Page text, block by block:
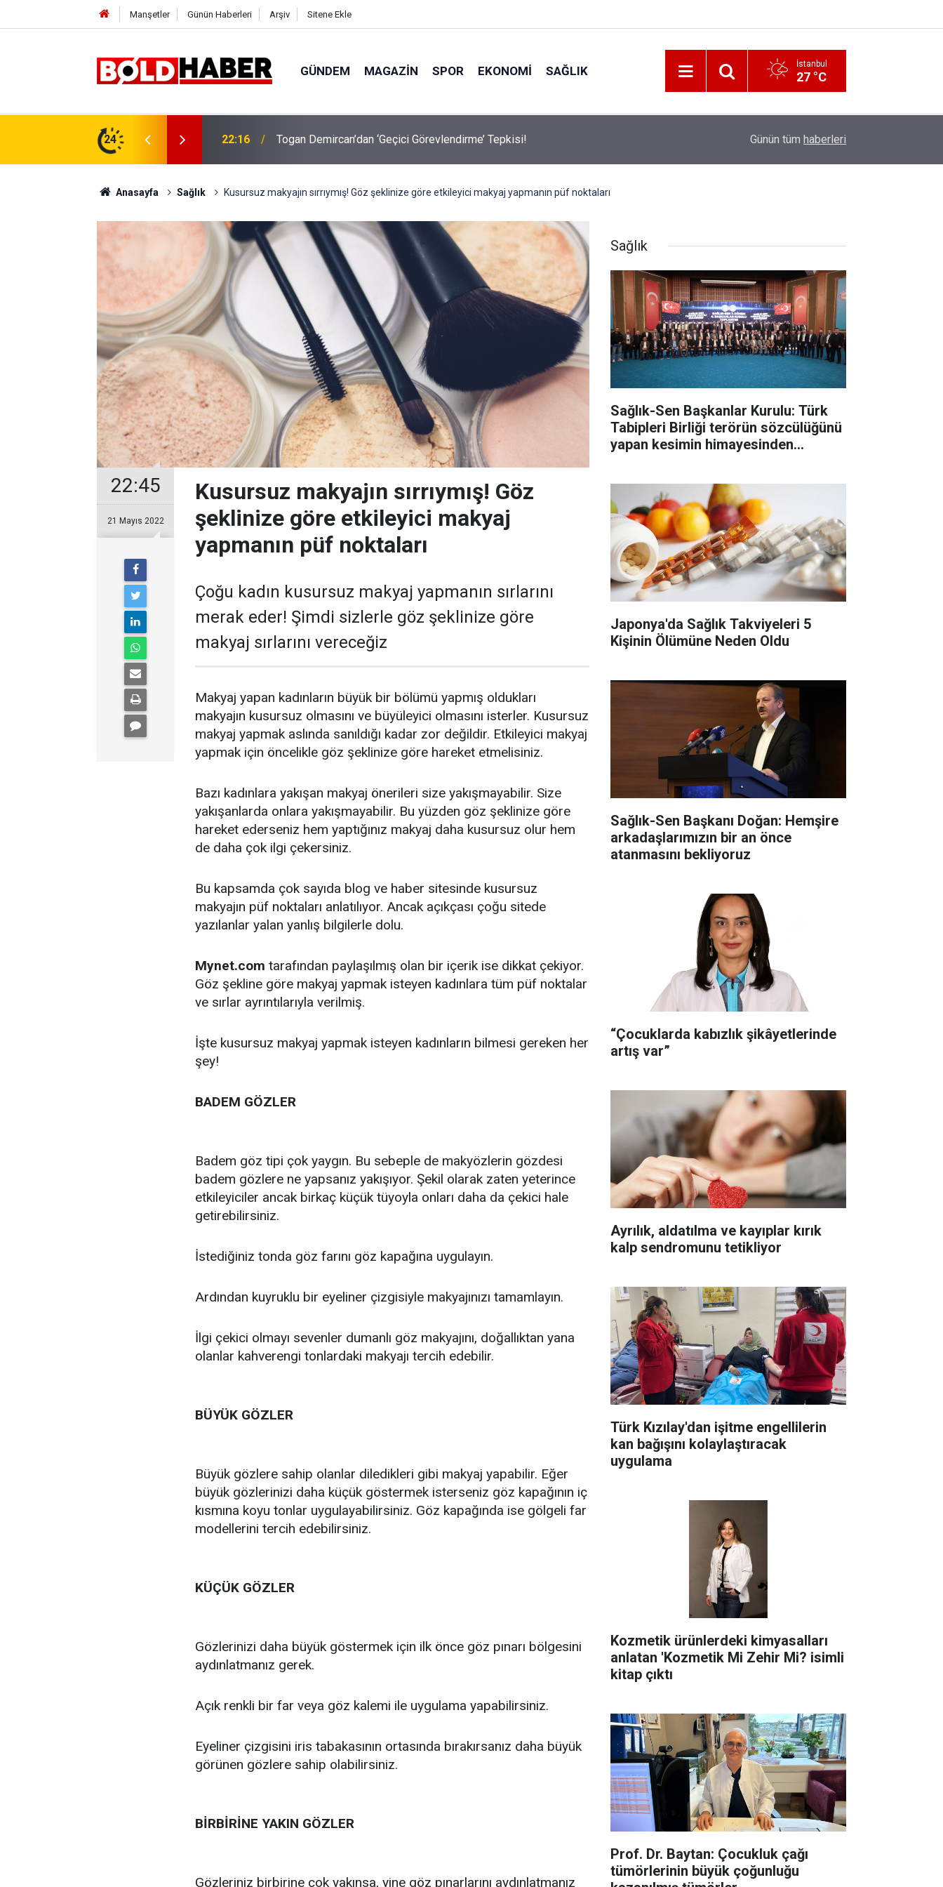
Manşetler Günün Haberleri Arşiv Sitene Ekle
GÜNDEM MAGAZIN SPOR EKONOMI SAĞLIK İstanbul
27 °C
24 19:32 Sıcak Havalarda Ödem Şikayetini Hafife Almayın! İzmir 112’de Kan Donduran İddialar!
Günün tüm haberleri
Anasayfa Sağlık Kusursuz makyajın sırrıymış! Göz şeklinize göre etkileyici makyaj yapmanın püf noktaları
22:45
21 Mayıs 2022
Kusursuz makyajın sırrıymış! Göz
şeklinize göre etkileyici makyaj
yapmanın püf noktaları
Çoğu kadın kusursuz makyaj yapmanın sırlarını
merak eder! Şimdi sizlerle göz şeklinize göre
makyaj sırlarını vereceğiz
Makyaj yapan kadınların büyük bir bölümü yapmış oldukları
makyajın kusursuz olmasını ve büyüleyici olmasını isterler. Kusursuz
makyaj yapmak aslında sanıldığı kadar zor değildir. Etkileyici makyaj
yapmak için öncelikle göz şeklinize göre hareket etmelisiniz.
Bazı kadınlara yakışan makyaj önerileri size yakışmayabilir. Size
yakışanlarda onlara yakışmayabilir. Bu yüzden göz şeklinize göre
hareket ederseniz hem yaptığınız makyaj daha kusursuz olur hem
de daha çok ilgi çekersiniz.
Bu kapsamda çok sayıda blog ve haber sitesinde kusursuz
makyajın püf noktaları anlatılıyor. Ancak açıkçası çoğu sitede
yazılanlar yalan yanlış bilgilerle dolu.
Mynet.com tarafından paylaşılmış olan bir içerik ise dikkat çekiyor.
Göz şekline göre makyaj yapmak isteyen kadınlara tüm püf noktalar
ve sırlar ayrıntılarıyla verilmiş.
İşte kusursuz makyaj yapmak isteyen kadınların bilmesi gereken her
şey!
BADEM GÖZLER
Badem göz tipi çok yaygın. Bu sebeple de makyözlerin gözdesi
badem gözlere ne yapsanız yakışıyor. Şekil olarak zaten yeterince
etkileyiciler ancak birkaç küçük tüyoyla onları daha da çekici hale
getirebilirsiniz.
İstediğiniz tonda göz farını göz kapağına uygulayın.
Ardından kuyruklu bir eyeliner çizgisiyle makyajınızı tamamlayın.
İlgi çekici olmayı sevenler dumanlı göz makyajını, doğallıktan yana
olanlar kahverengi tonlardaki makyajı tercih edebilir.
BÜYÜK GÖZLER
Büyük gözlere sahip olanlar diledikleri gibi makyaj yapabilir. Eğer
büyük gözlerinizi daha küçük göstermek isterseniz göz kapağının iç
kısmına koyu tonlar uygulayabilirsiniz. Göz kapağında ise gölgeli far
modellerini tercih edebilirsiniz.
KÜÇÜK GÖZLER
Gözlerinizi daha büyük göstermek için ilk önce göz pınarı bölgesini
aydınlatmanız gerek.
Açık renkli bir far veya göz kalemi ile uygulama yapabilirsiniz.
Eyeliner çizgisini iris tabakasının ortasında bırakırsanız daha büyük
görünen gözlere sahip olabilirsiniz.
BİRBİRİNE YAKIN GÖZLER
Gözleriniz birbirine çok yakınsa, yine göz pınarlarını aydınlatmanız
Sağlık
Sağlık-Sen Başkanlar Kurulu: Türk
Tabipleri Birliği terörün sözcülüğünü
yapan kesimin himayesinden
Japonya'da Sağlık Takviyeleri 5
Kişinin Ölümüne Neden Oldu
Sağlık-Sen Başkanı Doğan: Hemşire
arkadaşlarımızın bir an önce
atanmasını bekliyoruz
“Çocuklarda kabızlık şikâyetlerinde
artış var”
Ayrılık, aldatılma ve kayıplar kırık
kalp sendromunu tetikliyor
Türk Kızılay'dan işitme engellilerin
kan bağışını kolaylaştıracak
uygulama
Kozmetik ürünlerdeki kimyasalları
anlatan 'Kozmetik Mi Zehir Mi? isimli
kitap çıktı
Prof. Dr. Baytan: Çocukluk çağı
tümörlerinin büyük çoğunluğu